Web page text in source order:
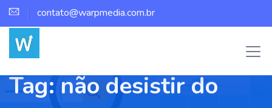
contato@warpmedia.com.br
Tag:não desistir do